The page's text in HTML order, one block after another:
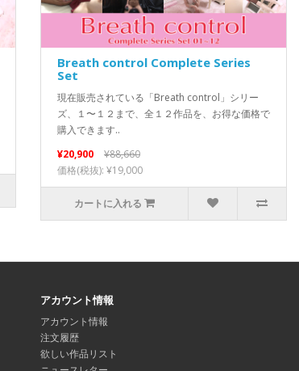
Breath control Complete Series
Set
現在販売されている「Breath control」シリー
ズ、１〜１２まで、全１２作品を、お得な価格で
購入できます..
¥20,900
¥88,660
価格(税抜): ¥19,000
カートに入れる
アカウント情報
アカウント情報
注文履歴
欲しい作品リスト